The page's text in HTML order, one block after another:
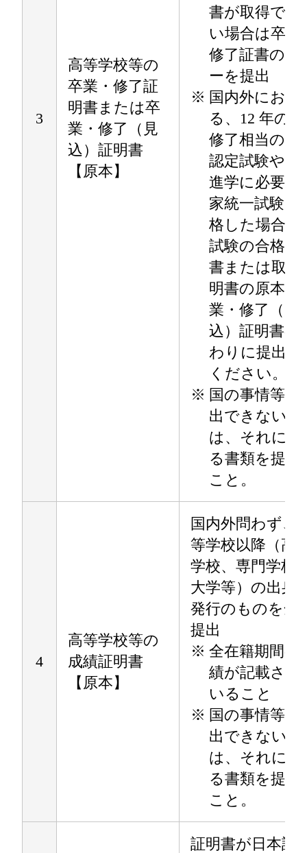
3
高等学校等の
卒業・修了証
明書または卒
業・修了（見
込）証明書
【原本】
書が取得でき
い場合は卒業
修了証書のコ
ーを提出
※ 国内外におけ
る、12 年の
修了相当の学
認定試験や大
進学に必要な
家統一試験に
格した場合は
試験の合格通
書または取得
明書の原本を
業・修了（見
込）証明書の
わりに提出し
ください。
※ 国の事情等で
出できない場
は、それに代
る書類を提出
こと。
4
高等学校等の
成績証明書
【原本】
国内外問わず、
等学校以降（高
学校、専門学校
大学等）の出身
発行のものを全
提出
※ 全在籍期間の
績が記載され
いること
※ 国の事情等で
出できない場
は、それに代
る書類を提出
こと。
証明書が日本語